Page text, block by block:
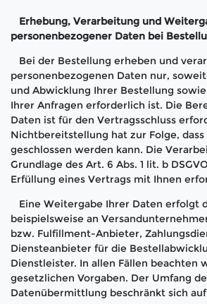
Erhebung, Verarbeitung und
personenbezogener Daten bei
Bei der Bestellung erheben und
personenbezogenen Daten nur,
und Abwicklung Ihrer Bestellung
Ihrer Anfragen erforderlich ist. Die
Daten ist für den Vertragsschluss
Nichtbereitstellung hat zur Folge,
geschlossen werden kann. Die
Grundlage des Art. 6 Abs. 1 lit. b
Erfüllung eines Vertrags mit Ihnen
Eine Weitergabe Ihrer Daten erfolgt
beispielsweise an
bzw. Fulfillment-Anbieter,
Diensteanbieter für die
Dienstleister. In allen Fällen beachten
gesetzlichen Vorgaben. Der Umfang
Datenübermittlung beschränkt sich